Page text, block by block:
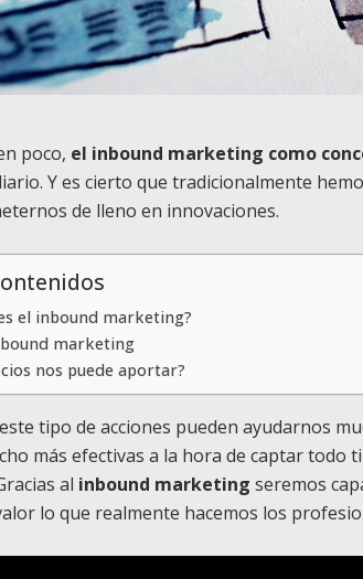
poco, el inbound marketing como
Y es cierto que tradicionalmente
de lleno en innovaciones.
el inbound marketing?
marketing
nos puede aportar?
tipo de acciones pueden ayudarnos
más efectivas a la hora de captar todo
al inbound marketing seremos
lo que realmente hacemos los